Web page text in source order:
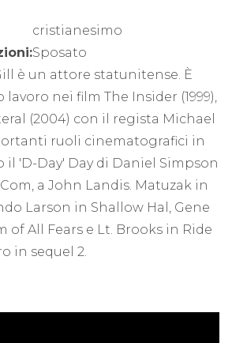
cristianesimo
Sposato
è un attore statunitense. È
nei film The Insider (1999),
(2004) con il regista Michael
ruoli cinematografici in
il 'D-Day' Day di Daniel Simpson
a John Landis. Matuzak in
Larson in Shallow Hal, Gene
of All Fears e Lt. Brooks in Ride
in sequel 2.